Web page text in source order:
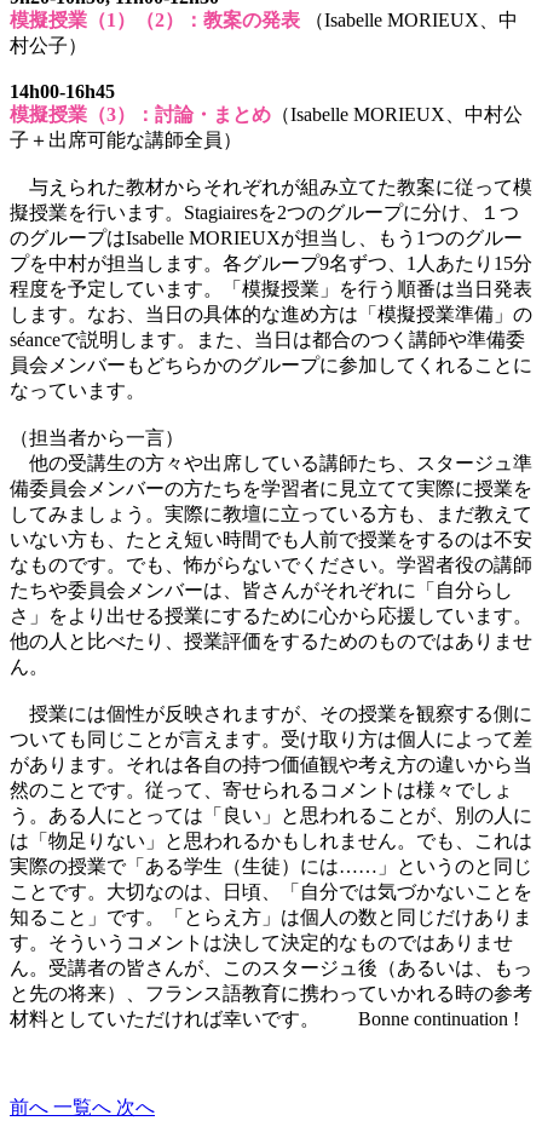
模擬授業（1）（2）：教案の発表 （Isabelle MORIEUX、中
村公子）
14h00-16h45
模擬授業（3）：討論・まとめ （Isabelle MORIEUX、中村公
子＋出席可能な講師全員）
与えられた教材からそれぞれが組み立てた教案に従って模
擬授業を行います。Stagiairesを2つのグループに分け、１つ
のグループはIsabelle MORIEUXが担当し、もう1つのグルー
プを中村が担当します。各グループ9名ずつ、1人あたり15分
程度を予定しています。「模擬授業」を行う順番は当日発表
します。なお、当日の具体的な進め方は「模擬授業準備」の
séanceで説明します。また、当日は都合のつく講師や準備委
員会メンバーもどちらかのグループに参加してくれることに
なっています。
（担当者から一言）
他の受講生の方々や出席している講師たち、スタージュ準
備委員会メンバーの方たちを学習者に見立てて実際に授業を
してみましょう。実際に教壇に立っている方も、まだ教えて
いない方も、たとえ短い時間でも人前で授業をするのは不安
なものです。でも、怖がらないでください。学習者役の講師
たちや委員会メンバーは、皆さんがそれぞれに「自分らし
さ」をより出せる授業にするために心から応援しています。
他の人と比べたり、授業評価をするためのものではありませ
ん。
授業には個性が反映されますが、その授業を観察する側に
ついても同じことが言えます。受け取り方は個人によって差
があります。それは各自の持つ価値観や考え方の違いから当
然のことです。従って、寄せられるコメントは様々でしょ
う。ある人にとっては「良い」と思われることが、別の人に
は「物足りない」と思われるかもしれません。でも、これは
実際の授業で「ある学生（生徒）には……」というのと同じ
ことです。大切なのは、日頃、「自分では気づかないことを
知ること」です。「とらえ方」は個人の数と同じだけありま
す。そういうコメントは決して決定的なものではありませ
ん。受講者の皆さんが、このスタージュ後（あるいは、もっ
と先の将来）、フランス語教育に携わっていかれる時の参考
材料としていただければ幸いです。 Bonne continuation !
前へ 一覧へ 次へ